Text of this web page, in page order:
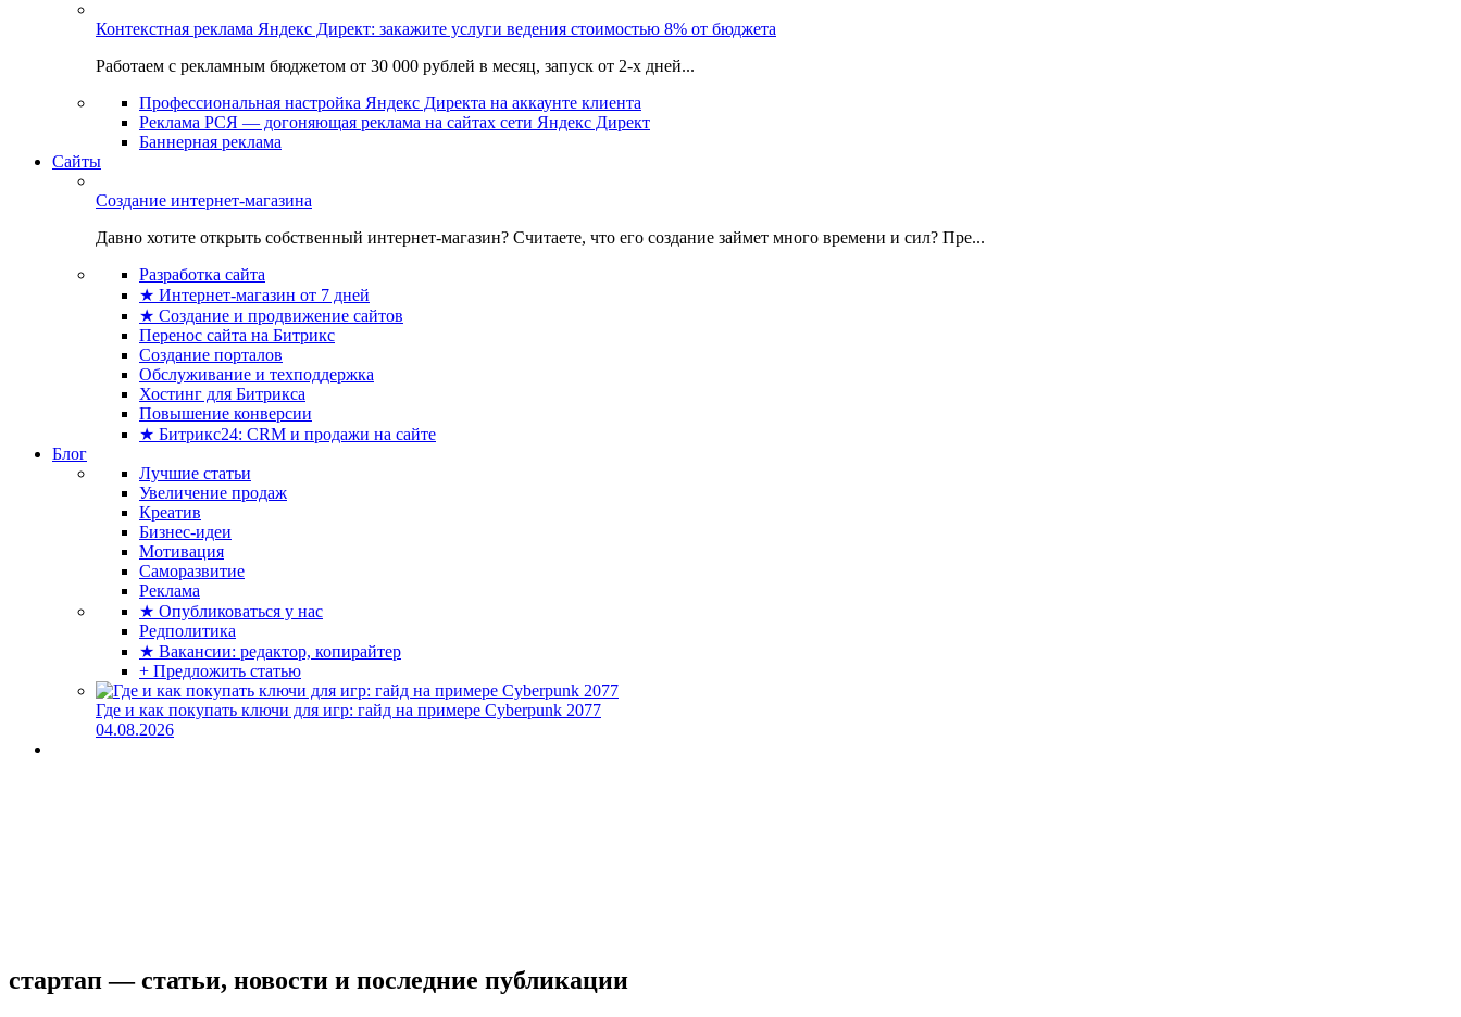
Контекстная реклама Яндекс Директ: закажите услуги ведения стоимостью 8% от бюджета
Работаем с рекламным бюджетом от 30 000 рублей в месяц, запуск от 2-х дней...
Профессиональная настройка Яндекс Директа на аккаунте клиента
Реклама РСЯ — догоняющая реклама на сайтах сети Яндекс Директ
Баннерная реклама
Сайты
Создание интернет-магазина
Давно хотите открыть собственный интернет-магазин? Считаете, что его создание займет много времени и сил? Пре...
Разработка сайта
★ Интернет-магазин от 7 дней
★ Создание и продвижение сайтов
Перенос сайта на Битрикс
Создание порталов
Обслуживание и техподдержка
Хостинг для Битрикса
Повышение конверсии
★ Битрикс24: CRM и продажи на сайте
Блог
Лучшие статьи
Увеличение продаж
Креатив
Бизнес-идеи
Мотивация
Саморазвитие
Реклама
★ Опубликоваться у нас
Редполитика
★ Вакансии: редактор, копирайтер
+ Предложить статью
Где и как покупать ключи для игр: гайд на примере Cyberpunk 2077
04.08.2026
стартап — статьи, новости и последние публикации